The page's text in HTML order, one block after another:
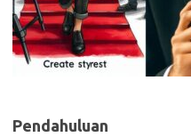
Pendahuluan